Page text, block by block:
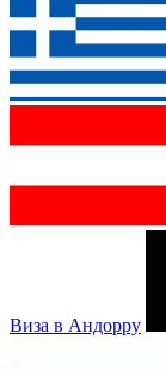
Виза в Андорру